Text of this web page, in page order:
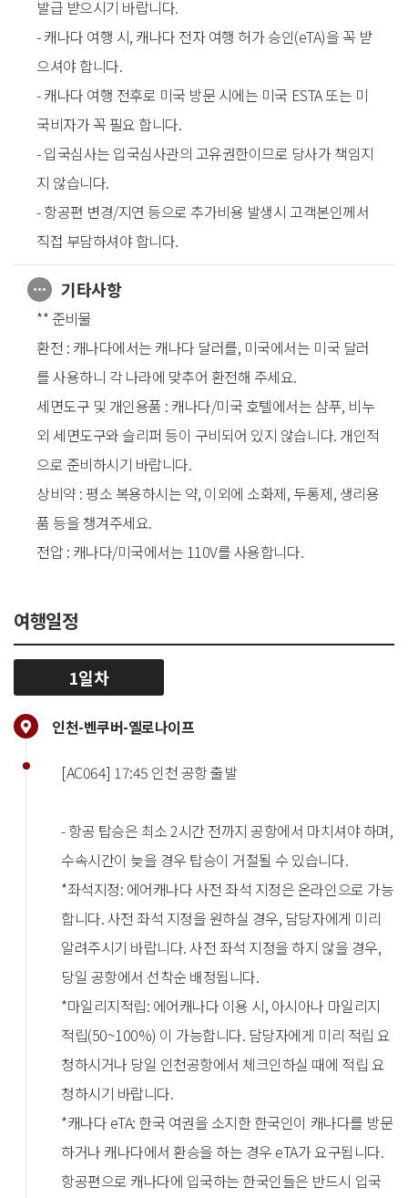
발급 받으시기 바랍니다.
- 캐나다 여행 시, 캐나다 전자 여행 허가 승인(eTA)을 꼭 받
으셔야 합니다.
- 캐나다 여행 전후로 미국 방문 시에는 미국 ESTA 또는 미
국비자가 꼭 필요 합니다.
- 입국심사는 입국심사관의 고유권한이므로 당사가 책임지
지 않습니다.
- 항공편 변경/지연 등으로 추가비용 발생시 고객본인께서
직접 부담하셔야 합니다.
기타사항
** 준비물
환전 : 캐나다에서는 캐나다 달러를, 미국에서는 미국 달러
를 사용하니 각 나라에 맞추어 환전해 주세요.
세면도구 및 개인용품 : 캐나다/미국 호텔에서는 샴푸, 비누
외 세면도구와 슬리퍼 등이 구비되어 있지 않습니다. 개인적
으로 준비하시기 바랍니다.
상비약 : 평소 복용하시는 약, 이외에 소화제, 두통제, 생리용
품 등을 챙겨주세요.
전압 : 캐나다/미국에서는 110V를 사용합니다.
여행일정
1일차
인천-벤쿠버-옐로나이프
[AC064] 17:45 인천 공항 출발
- 항공 탑승은 최소 2시간 전까지 공항에서 마치셔야 하며,
수속시간이 늦을 경우 탑승이 거절될 수 있습니다.
*좌석지정: 에어캐나다 사전 좌석 지정은 온라인으로 가능
합니다. 사전 좌석 지정을 원하실 경우, 담당자에게 미리
알려주시기 바랍니다. 사전 좌석 지정을 하지 않을 경우,
당일 공항에서 선착순 배정됩니다.
*마일리지적립: 에어캐나다 이용 시, 아시아나 마일리지
적립(50~100%) 이 가능합니다. 담당자에게 미리 적립 요
청하시거나 당일 인천공항에서 체크인하실 때에 적립 요
청하시기 바랍니다.
*캐나다 eTA: 한국 여권을 소지한 한국인이 캐나다를 방문
하거나 캐나다에서 환승을 하는 경우 eTA가 요구됩니다.
항공편으로 캐나다에 입국하는 한국인들은 반드시 입국